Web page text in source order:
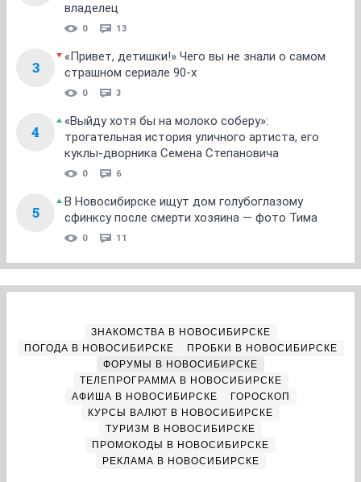
владелец
0 13
3
«Привет, детишки!» Чего вы не знали о самом
страшном сериале 90-х
0 3
4
«Выйду хотя бы на молоко соберу»:
трогательная история уличного артиста, его
куклы-дворника Семена Степановича
0 6
5
В Новосибирске ищут дом голубоглазому
сфинксу после смерти хозяина — фото Тима
0 11
ЗНАКОМСТВА В НОВОСИБИРСКЕ
ПОГОДА В НОВОСИБИРСКЕ
ПРОБКИ В НОВОСИБИРСКЕ
ФОРУМЫ В НОВОСИБИРСКЕ
ТЕЛЕПРОГРАММА В НОВОСИБИРСКЕ
АФИША В НОВОСИБИРСКЕ
ГОРОСКОП
КУРСЫ ВАЛЮТ В НОВОСИБИРСКЕ
ТУРИЗМ В НОВОСИБИРСКЕ
ПРОМОКОДЫ В НОВОСИБИРСКЕ
РЕКЛАМА В НОВОСИБИРСКЕ